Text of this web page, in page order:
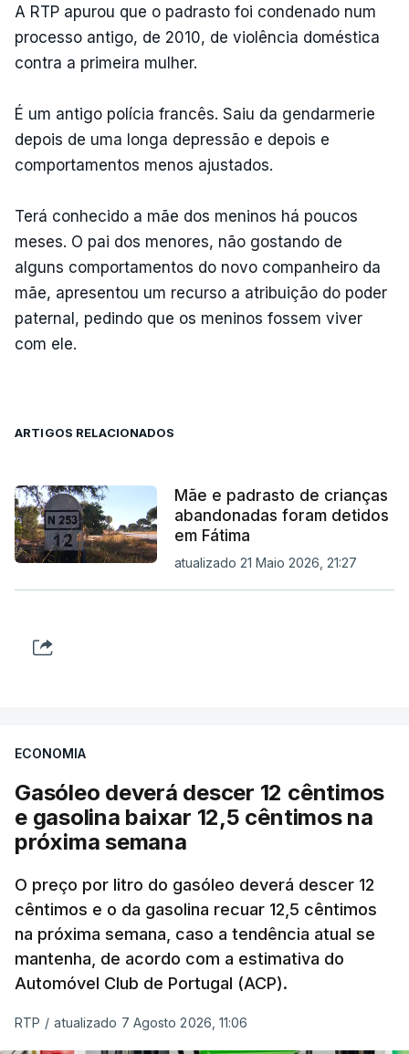
A RTP apurou que o padrasto foi condenado num
processo antigo, de 2010, de violência doméstica
contra a primeira mulher.
É um antigo polícia francês. Saiu da gendarmerie
depois de uma longa depressão e depois e
comportamentos menos ajustados.
Terá conhecido a mãe dos meninos há poucos
meses. O pai dos menores, não gostando de
alguns comportamentos do novo companheiro da
mãe, apresentou um recurso a atribuição do poder
paternal, pedindo que os meninos fossem viver
com ele.
ARTIGOS RELACIONADOS
Mãe e padrasto de crianças
abandonadas foram detidos
em Fátima
atualizado 21 Maio 2026, 21:27
ECONOMIA
Gasóleo deverá descer 12 cêntimos
e gasolina baixar 12,5 cêntimos na
próxima semana
O preço por litro do gasóleo deverá descer 12
cêntimos e o da gasolina recuar 12,5 cêntimos
na próxima semana, caso a tendência atual se
mantenha, de acordo com a estimativa do
Automóvel Club de Portugal (ACP).
RTP / atualizado 7 Agosto 2026, 11:06